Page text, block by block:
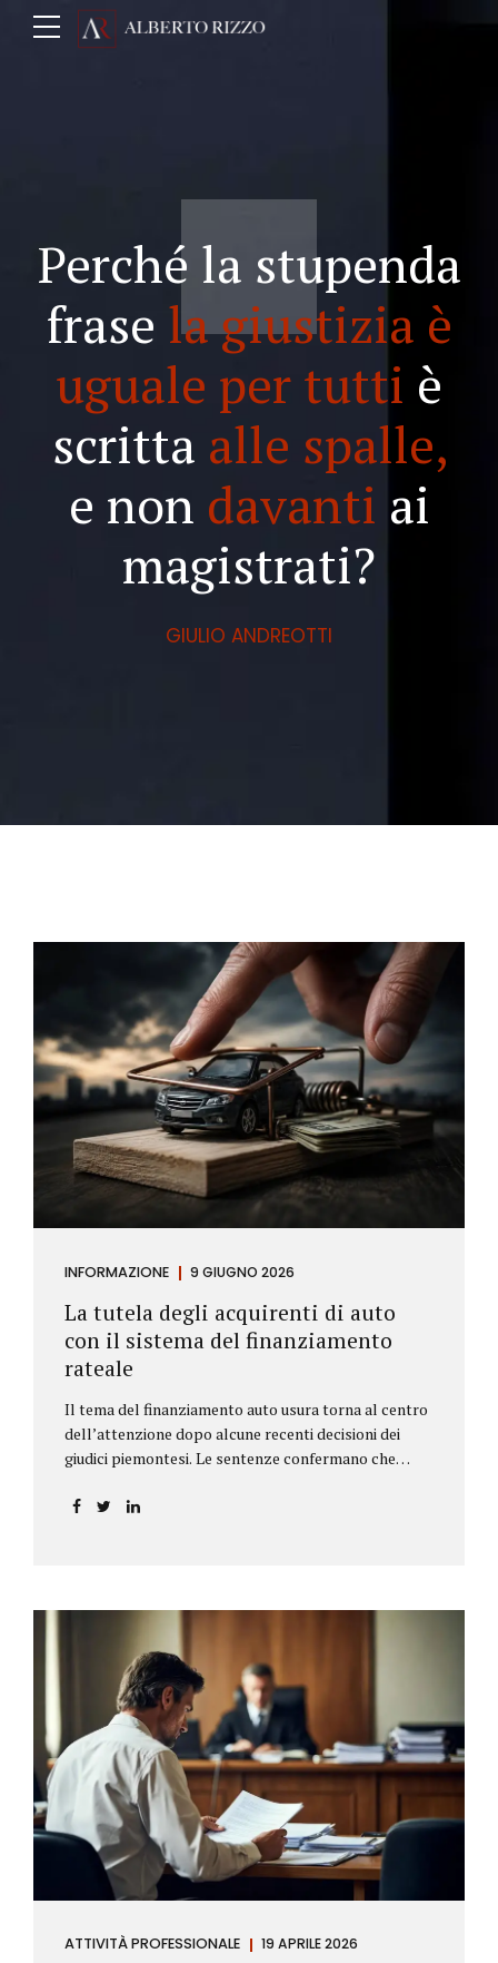
Perché la stupenda
frase la giustizia è
uguale per tutti è
scritta alle spalle,
e non davanti ai
magistrati?
GIULIO ANDREOTTI
INFORMAZIONE 9 GIUGNO 2026
La tutela degli acquirenti di auto
con il sistema del finanziamento
rateale
Il tema del finanziamento auto usura torna al centro
dell’attenzione dopo alcune recenti decisioni dei
giudici piemontesi. Le sentenze confermano che
incidere sul calcolo del tasso effettivo e aprire la
ATTIVITÀ PROFESSIONALE 19 APRILE 2026